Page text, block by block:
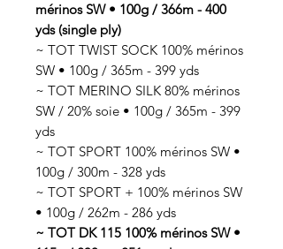
mérinos SW • 100g / 366m - 400
yds (single ply)
~ TOT TWIST SOCK 100% mérinos
SW • 100g / 365m - 399 yds
~ TOT MERINO SILK 80% mérinos
SW / 20% soie • 100g / 365m - 399
yds
~ TOT SPORT 100% mérinos SW •
100g / 300m - 328 yds
~ TOT SPORT + 100% mérinos SW
• 100g / 262m - 286 yds
~ TOT DK 115 100% mérinos SW •